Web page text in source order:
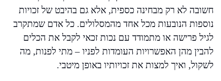
חשובה לא רק מבחינה כספית, אלא גם בהיבט של זכויות
נוספות הנובעות מכל אחד מהמסלולים. כל אדם שמתקרב
לגיל פרישה או מתמודד עם נכות זכאי לקבל את הכלים
להבין מהן האפשרויות העומדות לפניו – מתי לפנות, מה
לשקול, ואיך למצות את זכויותיו באופן מיטבי.